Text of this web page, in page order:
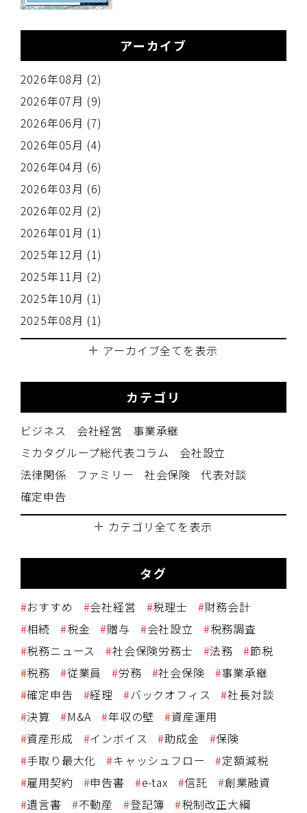
アーカイブ
2026年08月 (2)
2026年07月 (9)
2026年06月 (7)
2026年05月 (4)
2026年04月 (6)
2026年03月 (6)
2026年02月 (2)
2026年01月 (1)
2025年12月 (1)
2025年11月 (2)
2025年10月 (1)
2025年08月 (1)
アーカイブ全てを表示
カテゴリ
ビジネス 会社経営
事業承継
ミカタグループ総代表コラム
会社設立
法律関係
ファミリー 社会保険
代表対談
確定申告
カテゴリ全てを表示
タグ
おすすめ 会社経営 税理士
財務会計
相続
税金 贈与 会社設立
税務調査
税務ニュース
社会保険労務士 法務
節税
税務
従業員 労務 社会保険
事業承継
確定申告
経理 バックオフィス
社長対談
決算
M&A 年収の壁
資産運用
資産形成
インボイス 助成金
保険
手取り最大化
キャッシュフロー
定額減税
雇用契約
申告書 e-tax 信託
創業融資
遺言書
不動産 登記簿
税制改正大綱